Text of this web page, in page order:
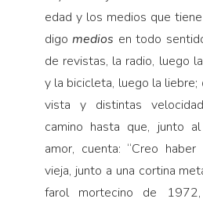
edad y los medios que
digomedios en todo
de revistas, la radio, luego
y la bicicleta, luego la
vista y distintas
camino hasta que, junto
amor, cuenta: “Creo
vieja, junto a una cortina
farol mortecino de